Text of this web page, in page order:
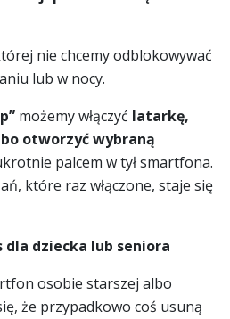
nie chcemy odblokowywać
lub w nocy.
możemy włączyć latarkę,
otworzyć wybraną
palcem w tył smartfona.
które raz włączone, staje się
dziecka lub seniora
osobie starszej albo
że przypadkowo coś usuną